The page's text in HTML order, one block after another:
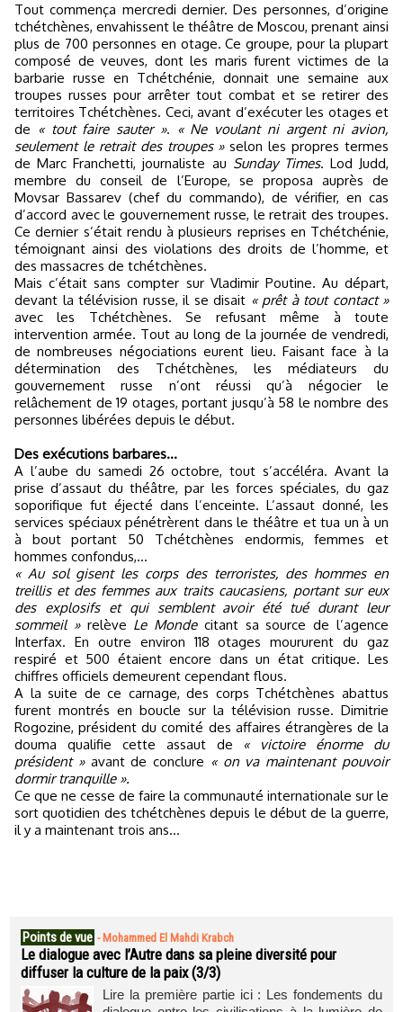
Tout commença mercredi dernier. Des personnes, d’origine
tchétchènes, envahissent le théâtre de Moscou, prenant ainsi
plus de 700 personnes en otage. Ce groupe, pour la plupart
composé de veuves, dont les maris furent victimes de la
barbarie russe en Tchétchénie, donnait une semaine aux
troupes russes pour arrêter tout combat et se retirer des
territoires Tchétchènes. Ceci, avant d’exécuter les otages et
de « tout faire sauter ». « Ne voulant ni argent ni avion,
seulement le retrait des troupes »selon les propres termes
de Marc Franchetti, journaliste au Sunday Times. Lod Judd,
membre du conseil de l’Europe, se proposa auprès de
Movsar Bassarev (chef du commando), de vérifier, en cas
d’accord avec le gouvernement russe, le retrait des troupes.
Ce dernier s’était rendu à plusieurs reprises en Tchétchénie,
témoignant ainsi des violations des droits de l’homme, et
des massacres de tchétchènes.
Mais c’était sans compter sur Vladimir Poutine. Au départ,
devant la télévision russe, il se disait « prêt à tout contact »
avec les Tchétchènes. Se refusant même à toute
intervention armée. Tout au long de la journée de vendredi,
de nombreuses négociations eurent lieu. Faisant face à la
détermination des Tchétchènes, les médiateurs du
gouvernement russe n’ont réussi qu’à négocier le
relâchement de 19 otages, portant jusqu’à 58 le nombre des
personnes libérées depuis le début.
Des exécutions barbares…
A l’aube du samedi 26 octobre, tout s’accéléra. Avant la
prise d’assaut du théâtre, par les forces spéciales, du gaz
soporifique fut éjecté dans l’enceinte. L’assaut donné, les
services spéciaux pénétrèrent dans le théâtre et tua un à un
à bout portant 50 Tchétchènes endormis, femmes et
hommes confondus,…
« Au sol gisent les corps des terroristes, des hommes en
treillis et des femmes aux traits caucasiens, portant sur eux
des explosifs et qui semblent avoir été tué durant leur
sommeil » relève Le Mondecitant sa source de l’agence
Interfax. En outre environ 118 otages moururent du gaz
respiré et 500 étaient encore dans un état critique. Les
chiffres officiels demeurent cependant flous.
A la suite de ce carnage, des corps Tchétchènes abattus
furent montrés en boucle sur la télévision russe. Dimitrie
Rogozine, président du comité des affaires étrangères de la
douma qualifie cette assaut de « victoire énorme du
président » avant de conclure « on va maintenant pouvoir
dormir tranquille ».
Ce que ne cesse de faire la communauté internationale sur le
sort quotidien des tchétchènes depuis le début de la guerre,
il y a maintenant trois ans…
Points de vue - Mohammed El Mahdi Krabch
Le dialogue avec l’Autre dans sa pleine diversité pour
diffuser la culture de la paix (3/3)
Lire la première partie ici : Les fondements du